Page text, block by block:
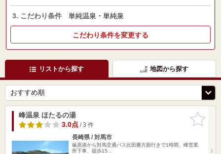
3. こだわり条件 単純温泉・単純泉
こだわり条件を変更する
リストから探す 地図から探す
お気に入
りに追加
峰温泉 ほたるの湯
3.0点/ 3 件
長崎県 / 対馬市
厳原港から対馬交通バス比田勝方面行きで1時間、峰営業
所下車、徒歩15…